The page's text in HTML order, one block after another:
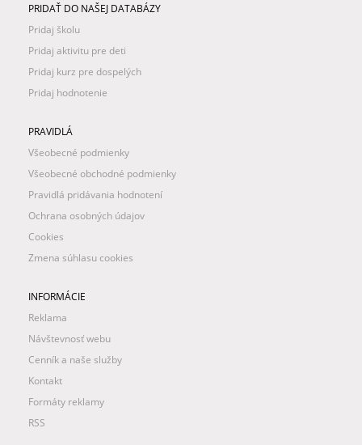
PRIDAŤ DO NAŠEJ DATABÁZY
Pridaj školu
Pridaj aktivitu pre deti
Pridaj kurz pre dospelých
Pridaj hodnotenie
PRAVIDLÁ
Všeobecné podmienky
Všeobecné obchodné podmienky
Pravidlá pridávania hodnotení
Ochrana osobných údajov
Cookies
Zmena súhlasu cookies
INFORMÁCIE
Reklama
Návštevnosť webu
Cenník a naše služby
Kontakt
Formáty reklamy
RSS